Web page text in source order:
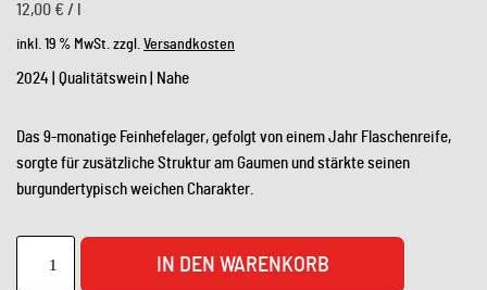
12,00 € /
inkl. 19 % MwSt. zzgl. Versandkosten
2024 | Qualitätswein | Nahe
Das 9-monatige Feinhefelager, gefolgt von einem Jahr Flaschenreife,
sorgte für zusätzliche Struktur am Gaumen und stärkte seinen
burgundertypisch weichen Charakter.
IN DEN WARENKORB